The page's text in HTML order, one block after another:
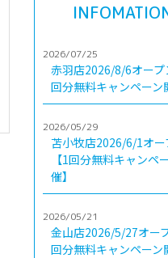
2026/07/25
赤羽店2026/8/6オープ
回分無料キャンペーン
2026/05/29
苫小牧店2026/6/1オー
【1回分無料キャンペ
催】
2026/05/21
金山店2026/5/27オー
回分無料キャンペーン